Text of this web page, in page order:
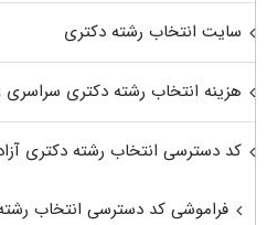
سایت انتخاب رشته دکتری
هزینه انتخاب رشته دکتری سراسری
کد دسترسی انتخاب رشته دکتری
فراموشی کد دسترسی انتخاب